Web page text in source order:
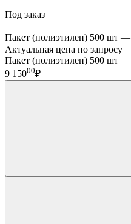
Под заказ
Пакет (полиэтилен) 500 шт —
Актуальная цена по запросу
Пакет (полиэтилен) 500 шт
9 15000₽